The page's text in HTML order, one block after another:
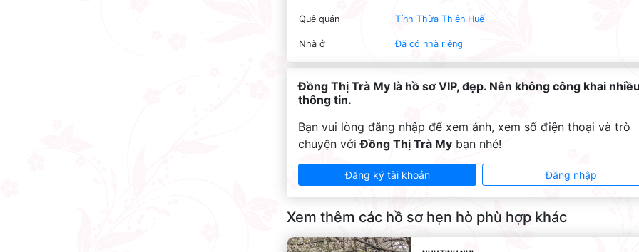
Quê quán Tỉnh Thừa Thiên Huế
Nhà ở Đã có nhà riêng
Đồng Thị Trà My là hồ sơ VIP, đẹp. Nên không công khai
thông tin.
Bạn vui lòng đăng nhập để xem ảnh, xem số điện thoại và trò
chuyện vớiĐồng Thị Trà My bạn nhé!
Đăng ký tài khoản Đăng nhập
Xem thêm các hồ sơ hẹn hò phù hợp khác